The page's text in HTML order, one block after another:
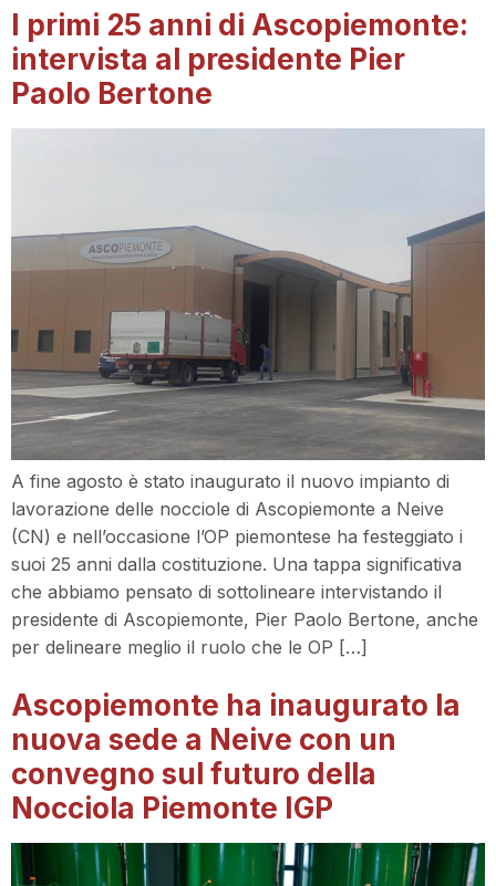
I primi 25 anni di Ascopiemonte:
intervista al presidente Pier
Paolo Bertone
A fine agosto è stato inaugurato il nuovo impianto di
lavorazione delle nocciole di Ascopiemonte a Neive
(CN) e nell’occasione l’OP piemontese ha festeggiato i
suoi 25 anni dalla costituzione. Una tappa significativa
che abbiamo pensato di sottolineare intervistando il
presidente di Ascopiemonte, Pier Paolo Bertone, anche
per delineare meglio il ruolo che le OP […]
Ascopiemonte ha inaugurato la
nuova sede a Neive con un
convegno sul futuro della
Nocciola Piemonte IGP